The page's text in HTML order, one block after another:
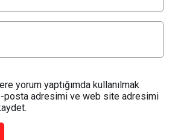
yorum yaptığımda kullanılmak
posta adresimi ve web site adresimi